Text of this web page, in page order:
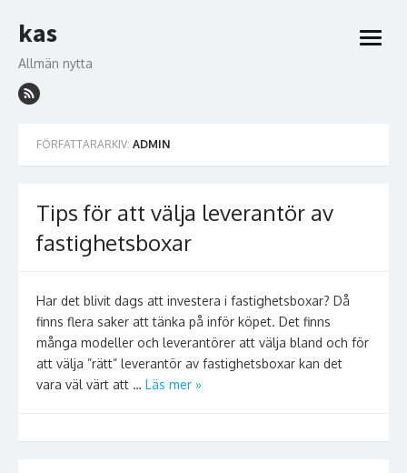
till
kas
Allmän nytta
öppna
FÖRFATTARARKIV: ADMIN
Tips för att välja leverantör av
fastighetsboxar
Har det blivit dags att investera i fastighetsboxar? Då
finns flera saker att tänka på inför köpet. Det finns
många modeller och leverantörer att välja bland och för
att välja ”rätt” leverantör av fastighetsboxar kan det
vara väl värt att … Läs mer »